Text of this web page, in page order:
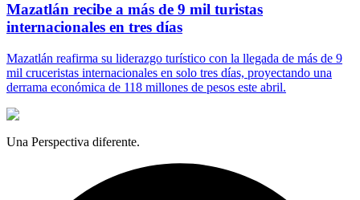
Mazatlán recibe a más de 9 mil turistas
internacionales en tres días
Mazatlán reafirma su liderazgo turístico con la llegada de más de 9
mil cruceristas internacionales en solo tres días, proyectando una
derrama económica de 118 millones de pesos este abril.
Una Perspectiva diferente.